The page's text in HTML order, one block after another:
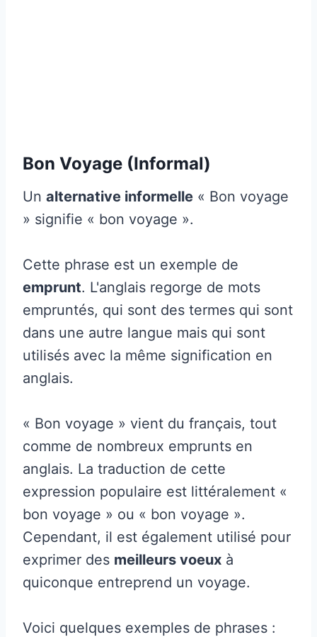
Bon Voyage (Informal)
Un alternative informelle « Bon voyage
» signifie « bon voyage ».
Cette phrase est un exemple de
emprunt. L'anglais regorge de mots
empruntés, qui sont des termes qui sont
dans une autre langue mais qui sont
utilisés avec la même signification en
anglais.
« Bon voyage » vient du français, tout
comme de nombreux emprunts en
anglais. La traduction de cette
expression populaire est littéralement «
bon voyage » ou « bon voyage ».
Cependant, il est également utilisé pour
exprimer des meilleurs voeux à
quiconque entreprend un voyage.
Voici quelques exemples de phrases :